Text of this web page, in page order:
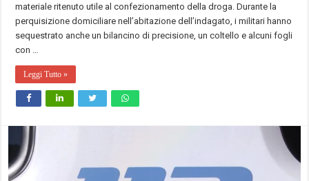
materiale ritenuto utile al confezionamento della droga. Durante la
perquisizione domiciliare nell’abitazione dell’indagato, i militari hanno
sequestrato anche un bilancino di precisione, un coltello e alcuni fogli
con …
Leggi Tutto »